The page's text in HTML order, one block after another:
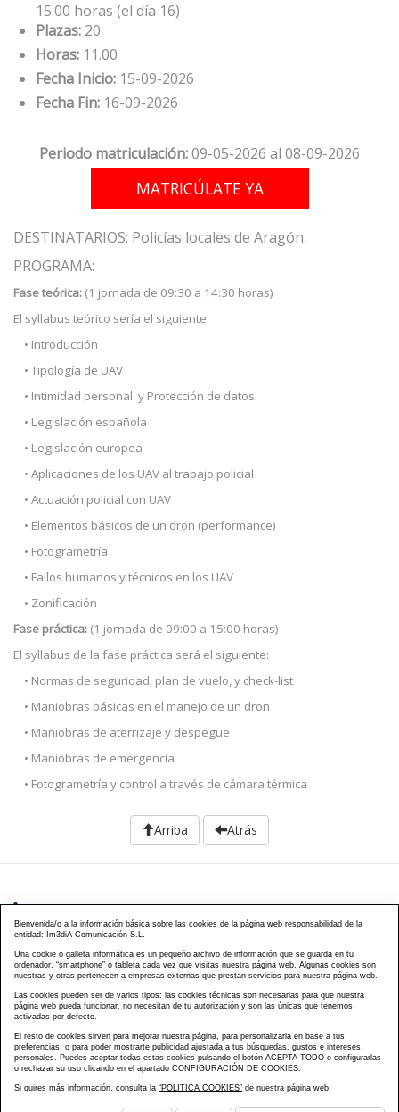
15:00 horas (el día 16)
Plazas: 20
Horas: 11.00
Fecha Inicio: 15-09-2026
Fecha Fin: 16-09-2026
Periodo matriculación:09-05-2026 al 08-09-2026
DESTINATARIOS: Policías locales de Aragón.
PROGRAMA:
Fase teórica: (1 jornada de 09:30 a 14:30 horas)
El syllabus teórico sería el siguiente:
• Introducción
• Tipología de UAV
• Intimidad personal y Protección de datos
• Legislación española
• Legislación europea
• Aplicaciones de los UAV al trabajo policial
• Actuación policial con UAV
• Elementos básicos de un dron (performance)
• Fotogrametría
• Fallos humanos y técnicos en los UAV
• Zonificación
Fase práctica: (1 jornada de 09:00 a 15:00 horas)
El syllabus de la fase práctica será el siguiente:
• Normas de seguridad, plan de vuelo, y check-list
• Maniobras básicas en el manejo de un dron
• Maniobras de aterrizaje y despegue
• Maniobras de emergencia
• Fotogrametría y control a través de cámara térmica
Arriba Atrás
976 203 103
Calle Mayor, 40, CP 50001 - Zaragoza
cursos@famcp.org
Plan de Formación|Cursos On Line|Cursos
Presenciales
Campus|Matriculación|Aviso Legal|Política
Privacidad|Política Cookies|FAQs|Mapa Web
Bienvenida/o a la información básica sobre las cookies de la página web responsabilidad de la
entidad: Im3diA Comunicación S.L.
Una cookie o galleta informática es un pequeño archivo de información que se guarda en tu
ordenador, “smartphone” o tableta cada vez que visitas nuestra página web. Algunas cookies son
nuestras y otras pertenecen a empresas externas que prestan servicios para nuestra página web.
Las cookies pueden ser de varios tipos: las cookies técnicas son necesarias para que nuestra
página web pueda funcionar, no necesitan de tu autorización y son las únicas que tenemos
activadas por defecto.
El resto de cookies sirven para mejorar nuestra página, para personalizarla en base a tus
preferencias, o para poder mostrarte publicidad ajustada a tus búsquedas, gustos e intereses
personales. Puedes aceptar todas estas cookies pulsando el botón ACEPTA TODO o configurarlas
o rechazar su uso clicando en el apartado CONFIGURACIÓN DE COOKIES.
Si quires más información, consulta la “POLITICA COOKIES” de nuestra página web.